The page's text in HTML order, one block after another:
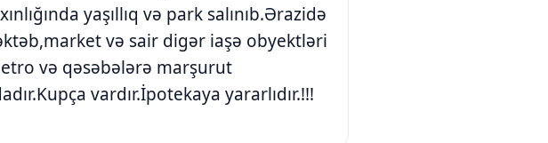
yaşıllıq və park salınıb.Ərazidə
və sair digər iaşə obyektləri
və qəsəbələrə marşurut
vardır.İpotekaya yararlıdır.!!!